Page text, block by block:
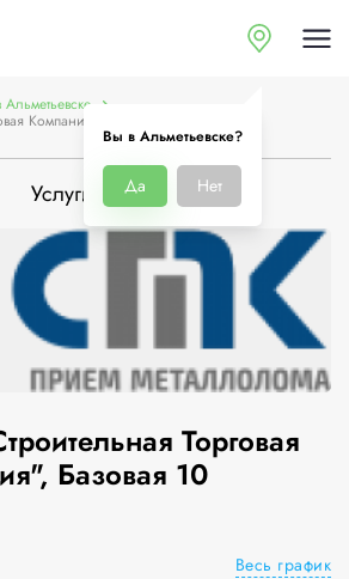
Вы в Альметьевске?
Да Нет
Компания", Базовая 10
Услуги О компании
Торговая
Базовая 10
Весь график